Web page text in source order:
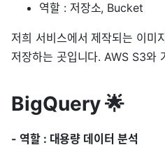
역할 : 저장소, Bucket
저희 서비스에서 제작되는 이미
저장하는 곳입니다. AWS S3와
BigQuery 🌟
- 역할 : 대용량 데이터 분석